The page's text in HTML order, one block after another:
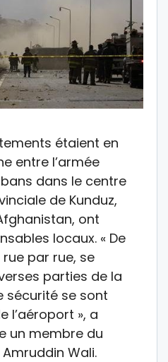
étaient en
entre l’armée
dans le centre
de Kunduz,
ont
locaux. « De
par rue, se
parties de la
sécurité se sont
l’aéroport », a
un membre du
Wali.